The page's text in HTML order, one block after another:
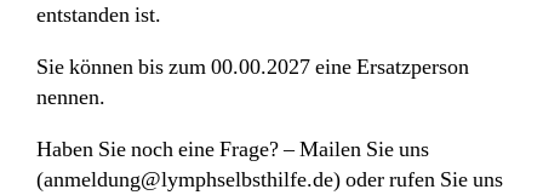
entstanden ist.
Sie können bis zum 00.00.2027 eine Ersatzperson
nennen.
Haben Sie noch eine Frage? – Mailen Sie uns
(anmeldung@lymphselbsthilfe.de) oder rufen Sie uns